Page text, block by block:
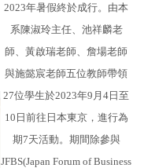
2023年暑假終於成行。由本
系陳淑玲主任、池祥麟老
師、黃啟瑞老師、詹場老師
與施懿宸老師五位教師帶領
27位學生於2023年9月4日至
10日前往日本東京，進行為
期7天活動。期間除參與
JFBS(Japan Forum of Business